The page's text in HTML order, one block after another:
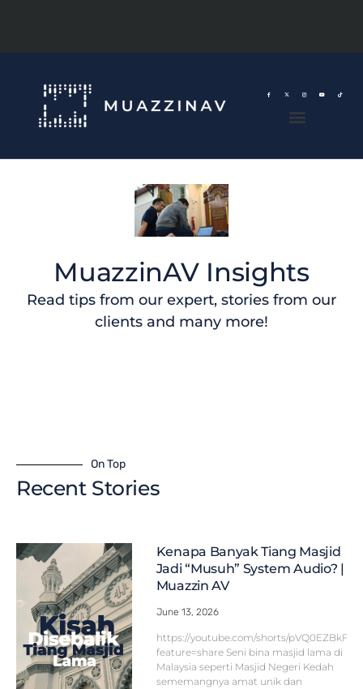
MuazzinAV Insights
Read tips from our expert, stories from our
clients and many more!
On Top
Recent Stories
Kenapa Banyak Tiang Masjid
Jadi “Musuh” System Audio? |
Muazzin AV
June 13, 2026
https://youtube.com/shorts/
feature=share Seni bina masjid lama di
Malaysia seperti Masjid Negeri Kedah
sememangnya amat unik dan